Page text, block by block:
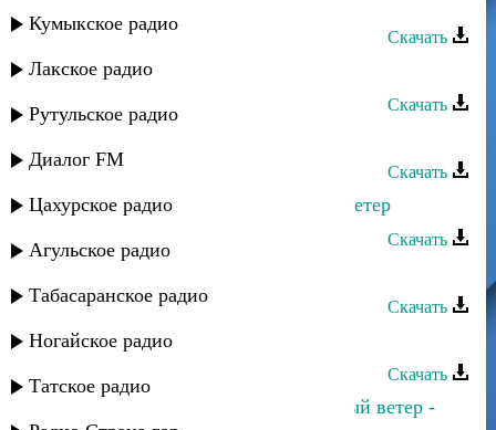
Кумыкское радио
Лакское радио
Рутульское радио
Диалог FM
Цахурское радио
Агульское радио
Табасаранское радио
Ногайское радио
Татское радио
Скачать
- Ветер в пустыне
Скачать
Скачать
Каспий группа - Прикаспийский ветер
Скачать
Скачать
Марианна - Ветер разлук
Скачать
Сергей Ильясафов - Прикаспийскый ветер -